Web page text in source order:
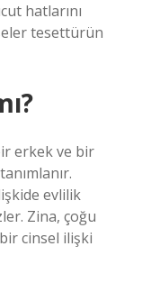
hatlarını
tesettürün
erkek ve bir
evlilik
Zina, çoğu
cinsel ilişki